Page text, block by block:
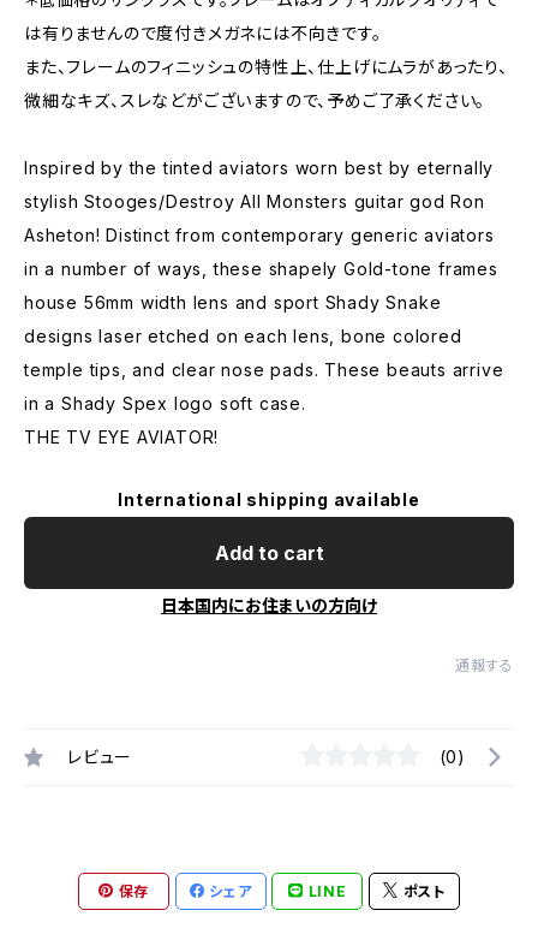
は有りませんので度付きメガネには不向きです。
また、フレームのフィニッシュの特性上、仕上げにムラがあったり、
微細なキズ、スレなどがございますので、予めご了承ください。
Inspired by the tinted aviators worn best by eternally
stylish Stooges/Destroy All Monsters guitar god Ron
Asheton! Distinct from contemporary generic aviators
in a number of ways, these shapely Gold-tone frames
house 56mm width lens and sport Shady Snake
designs laser etched on each lens, bone colored
temple tips, and clear nose pads. These beauts arrive
in a Shady Spex logo soft case.
THE TV EYE AVIATOR!
International shipping available
Add to cart
日本国内にお住まいの方向け
通報する
レビュー (0)
保存 シェア LINE ポスト